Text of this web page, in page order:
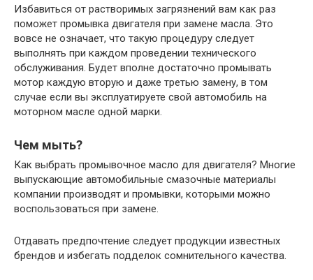
Избавиться от растворимых загрязнений вам как раз
поможет промывка двигателя при замене масла. Это
вовсе не означает, что такую процедуру следует
выполнять при каждом проведении технического
обслуживания. Будет вполне достаточно промывать
мотор каждую вторую и даже третью замену, в том
случае если вы эксплуатируете свой автомобиль на
моторном масле одной марки.
Чем мыть?
Как выбрать промывочное масло для двигателя? Многие
выпускающие автомобильные смазочные материалы
компании производят и промывки, которыми можно
воспользоваться при замене.
Отдавать предпочтение следует продукции известных
брендов и избегать подделок сомнительного качества.